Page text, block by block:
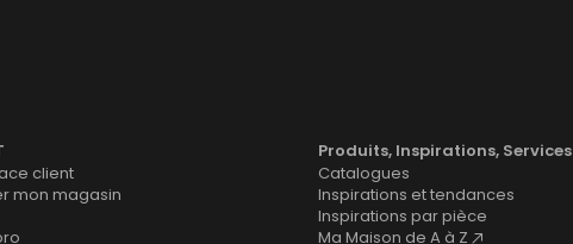
client
mon magasin
Produits, Inspirations, Services
Catalogues
Inspirations et tendances
Inspirations par pièce
Ma Maison de A à Z